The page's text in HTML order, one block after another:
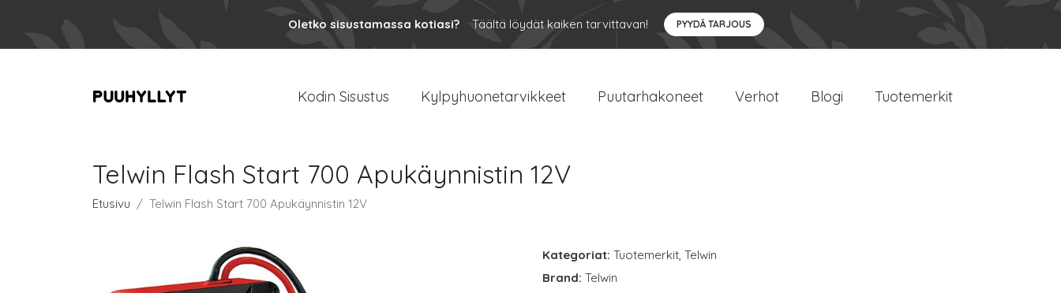
Oletko sisustamassa kotiasi? Täältä löydät kaiken tarvittavan! PYYDÄ TARJOUS
Kodin Sisustus Kylpyhuonetarvikkeet Puutarhakoneet Verhot Blogi Tuotemerkit
Telwin Flash Start 700 Apukäynnistin 12V
Etusivu Telwin Flash Start 700 Apukäynnistin 12V
Kategoriat: Tuotemerkit, Telwin
Brand: Telwin